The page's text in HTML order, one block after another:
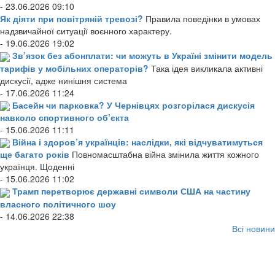
- 23.06.2026 09:10
Як діяти при повітряній тревозі? Правила поведінки в умовах
надзвичайної ситуації воєнного характеру.
- 19.06.2026 19:02
Зв’язок без абонплати: чи можуть в Україні змінити модель
тарифів у мобільних операторів? Така ідея викликала активні
дискусії, адже нинішня система
- 17.06.2026 11:24
Басейн чи парковка? У Чернівцях розгорілася дискусія
навколо спортивного об’єкта
- 15.06.2026 11:11
Війна і здоров’я українців: наслідки, які відчуватимуться
ще багато років Повномасштабна війна змінила життя кожного
українця. Щоденні
- 15.06.2026 11:02
Трамп перетворює державні символи США на частину
власного політичного шоу
- 14.06.2026 22:38
Всі новини